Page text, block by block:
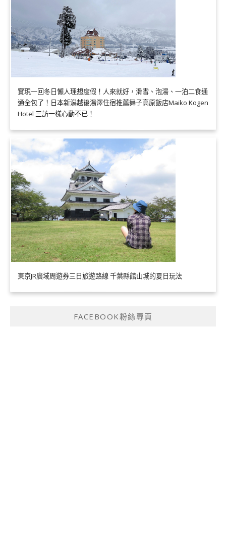
實現一回冬日懶人理想度假！人來就好，滑雪、泡湯、一泊二食通
通全包了！日本新潟越後湯澤住宿推薦舞子高原飯店Maiko Kogen
Hotel 三訪一樣心動不已！
東京JR廣域周遊券三日旅遊路線 千葉縣館山城的夏日玩法
FACEBOOK粉絲專頁